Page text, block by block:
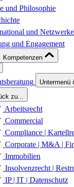
und Philosophie
und Netzwerke
und Engagement
Kompetenzen
Untermenü
zu...
Arbeitsrecht
Commercial
Compliance |
Corporate | M&A |
Immobilien
Insolvenzrecht |
IP | IT | Datenschutz